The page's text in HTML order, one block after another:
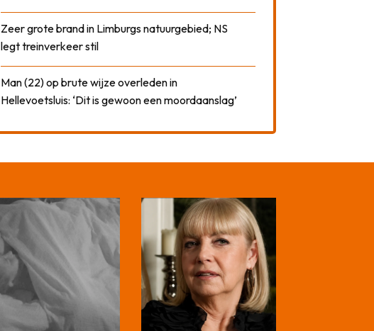
Zeer grote brand in Limburgs natuurgebied; NS
legt treinverkeer stil
Man (22) op brute wijze overleden in
Hellevoetsluis: ‘Dit is gewoon een moordaanslag’